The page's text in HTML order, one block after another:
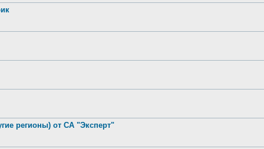
регионы) от СА "Эксперт"